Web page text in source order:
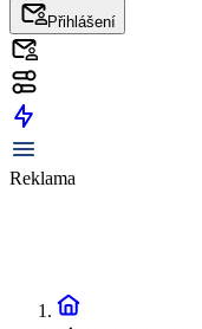
Přihlášení
Reklama